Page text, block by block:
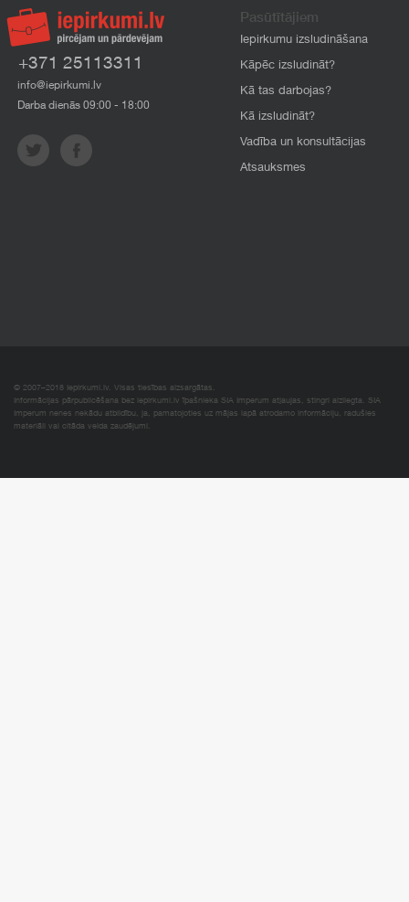
+371 25113311
info@iepirkumi.lv
Darba dienās 09:00 - 18:00
Pasūtītājiem
Iepirkumu izsludināšana
Kāpēc izsludināt?
Kā tas darbojas?
Kā izsludināt?
Vadība un konsultācijas
Atsauksmes
© 2007–2018 Iepirkumi.lv. Visas tiesības aizsargātas.
Informācijas pārpublicēšana bez iepirkumi.lv īpašnieka SIA Imperum atļaujas, stingri aizliegta. SIA
Imperum nenes nekādu atbildību, ja, pamatojoties uz mājas lapā atrodamo informāciju, radušies
materiāli vai citāda veida zaudējumi.